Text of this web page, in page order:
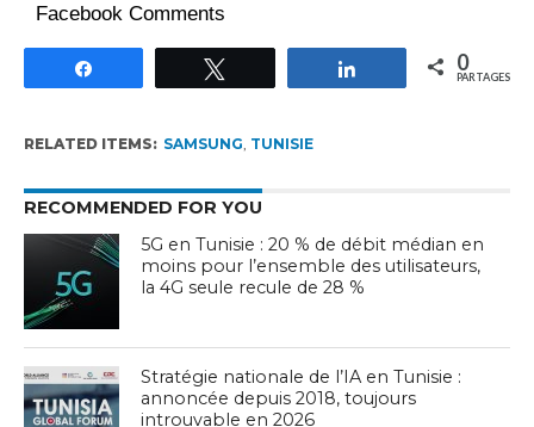
Facebook Comments
Partagez 0
PARTAGES
RELATED ITEMS: SAMSUNG TUNISIE
RECOMMENDED FOR YOU
5G en Tunisie : 20 % de débit médian en
moins pour l’ensemble des utilisateurs,
la 4G seule recule de 28 %
Stratégie nationale de l’IA en Tunisie :
annoncée depuis 2018, toujours
introuvable en 2026